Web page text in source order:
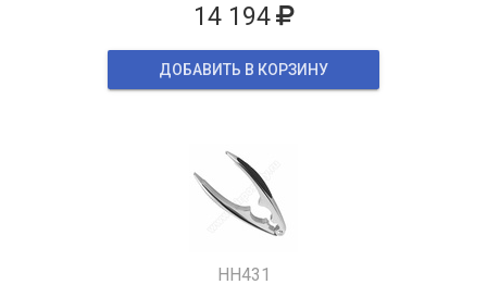
14 194
ДОБАВИТЬ В КОРЗИНУ
HH431